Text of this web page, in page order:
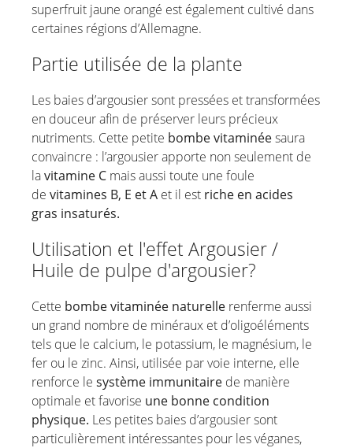
Huile Sacha Inchi
Sauge
Sel de la mer Morte
d'argousier
Bois de santal
Huile de nigelle
Spiruline
L’huile d’arbre à thé
Griffe du diable
Genièvre
Encens
superfruit jaune orangé est également cultivé dans
certaines régions d’Allemagne.
Partie utilisée de la plante
Les baies d’argousier sont pressées et transformées
en douceur afin de préserver leurs précieux
nutriments. Cette petite bombe vitaminéesaura
convaincre : l’argousier apporte non seulement de
lavitamine C mais aussi toute une foule
de vitamines B, E et A et il est riche en acides
gras insaturés.
Utilisation et l'effet Argousier /
Huile de pulpe d'argousier?
Cette bombe vitaminée naturelle renferme aussi
un grand nombre de minéraux et d’oligoéléments
tels que le calcium, le potassium, le magnésium, le
fer ou le zinc. Ainsi, utilisée par voie interne, elle
renforce le système immunitaire de manière
optimale et favorise une bonne condition
physique. Les petites baies d’argousier sont
particulièrement intéressantes pour les véganes,